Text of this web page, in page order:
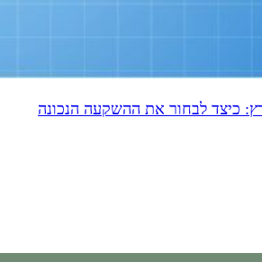
כיצד לבחור את ההשקעה הנכונה